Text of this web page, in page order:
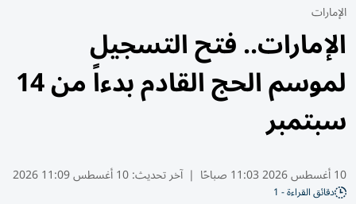
الإمارات
الإمارات.. فتح التسجيل
لموسم الحج القادم بدءاً من 14
سبتمبر
10 أغسطس 2026 11:03 صباحًا | آخر تحديث:10 أغسطس 11:09 2026
دقائق القراءة - 1